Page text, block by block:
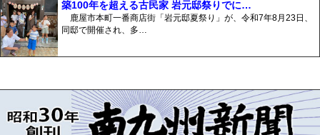
築100年を超える古民家 岩元邸祭りでに…
鹿屋市本町一番商店街「岩元邸夏祭り」が、令和7年8月23日、
同邸で開催され、多…